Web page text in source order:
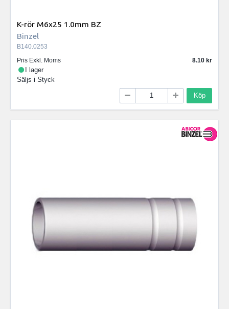
K-rör M6x25 1.0mm BZ
Binzel
B140.0253
Pris Exkl. Moms
8.10
I lager
Säljs i Styck
Köp